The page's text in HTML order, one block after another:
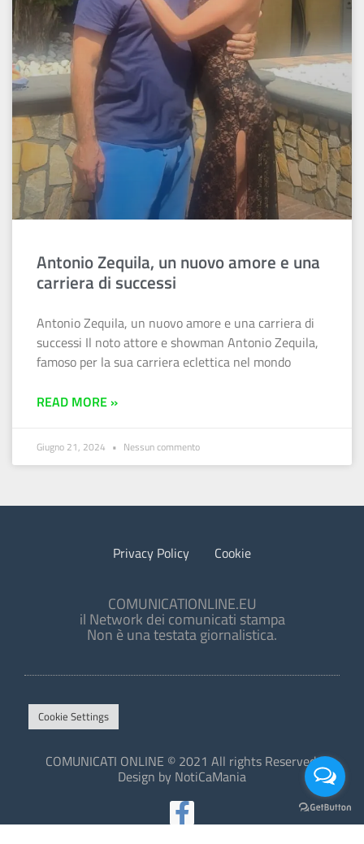
Antonio Zequila, un nuovo amore e una
carriera di successi
Antonio Zequila, un nuovo amore e una carriera di
successi Il noto attore e showman Antonio Zequila,
famoso per la sua carriera eclettica nel mondo
READ MORE »
Giugno 21, 2024 Nessun commento
Privacy Policy Cookie
COMUNICATIONLINE.EU
il Network dei comunicati stampa
Non è una testata giornalistica.
Cookie Settings
COMUNICATI ONLINE © 2021 All rights Reserved.
Design by NotiCaMania